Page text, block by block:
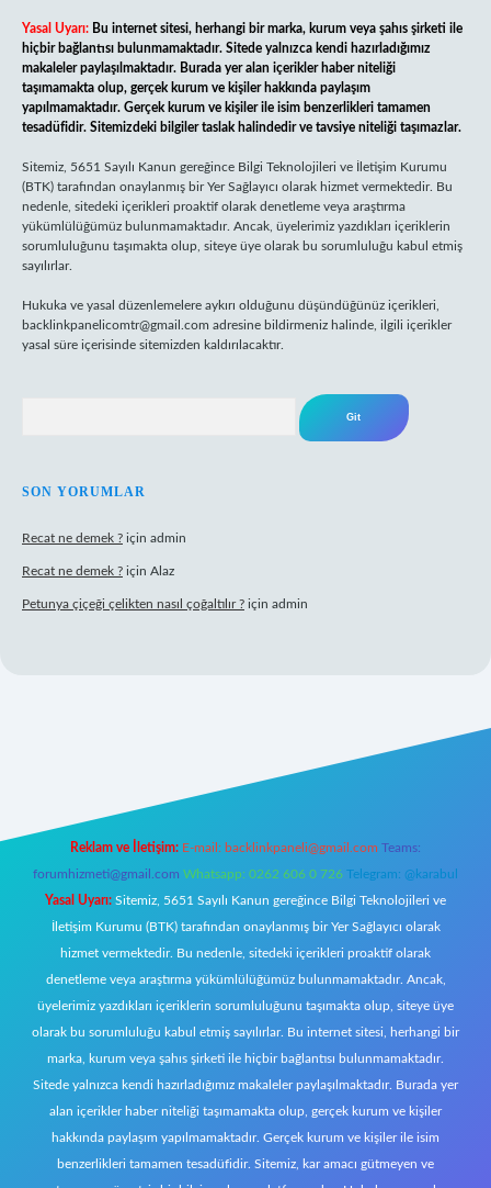
Yasal Uyarı: Bu internet sitesi, herhangi bir marka, kurum veya şahıs şirketi ile
hiçbir bağlantısı bulunmamaktadır. Sitede yalnızca kendi hazırladığımız
makaleler paylaşılmaktadır. Burada yer alan içerikler haber niteliği
taşımamakta olup, gerçek kurum ve kişiler hakkında paylaşım
yapılmamaktadır. Gerçek kurum ve kişiler ile isim benzerlikleri tamamen
tesadüfidir. Sitemizdeki bilgiler taslak halindedir ve tavsiye niteliği taşımazlar.
Sitemiz, 5651 Sayılı Kanun gereğince Bilgi Teknolojileri ve İletişim Kurumu
(BTK) tarafından onaylanmış bir Yer Sağlayıcı olarak hizmet vermektedir. Bu
nedenle, sitedeki içerikleri proaktif olarak denetleme veya araştırma
yükümlülüğümüz bulunmamaktadır. Ancak, üyelerimiz yazdıkları içeriklerin
sorumluluğunu taşımakta olup, siteye üye olarak bu sorumluluğu kabul etmiş
sayılırlar.
Hukuka ve yasal düzenlemelere aykırı olduğunu düşündüğünüz içerikleri,
backlinkpanelicomtr@gmail.com adresine bildirmeniz halinde, ilgili içerikler
yasal süre içerisinde sitemizden kaldırılacaktır.
SON YORUMLAR
Recat ne demek ? için admin
Recat ne demek ? için Alaz
Petunya çiçeği çelikten nasıl çoğaltılır ? için admin
Reklam ve İletişim: E-mail: backlinkpaneli@gmail.com Teams:
forumhizmeti@gmail.com Whatsapp: 0262 606 0 726 Telegram: @karabul
Yasal Uyarı: Sitemiz, 5651 Sayılı Kanun gereğince Bilgi Teknolojileri ve
İletişim Kurumu (BTK) tarafından onaylanmış bir Yer Sağlayıcı olarak
hizmet vermektedir. Bu nedenle, sitedeki içerikleri proaktif olarak
denetleme veya araştırma yükümlülüğümüz bulunmamaktadır. Ancak,
üyelerimiz yazdıkları içeriklerin sorumluluğunu taşımakta olup, siteye üye
olarak bu sorumluluğu kabul etmiş sayılırlar. Bu internet sitesi, herhangi bir
marka, kurum veya şahıs şirketi ile hiçbir bağlantısı bulunmamaktadır.
Sitede yalnızca kendi hazırladığımız makaleler paylaşılmaktadır. Burada yer
alan içerikler haber niteliği taşımamakta olup, gerçek kurum ve kişiler
hakkında paylaşım yapılmamaktadır. Gerçek kurum ve kişiler ile isim
benzerlikleri tamamen tesadüfidir. Sitemiz, kar amacı gütmeyen ve